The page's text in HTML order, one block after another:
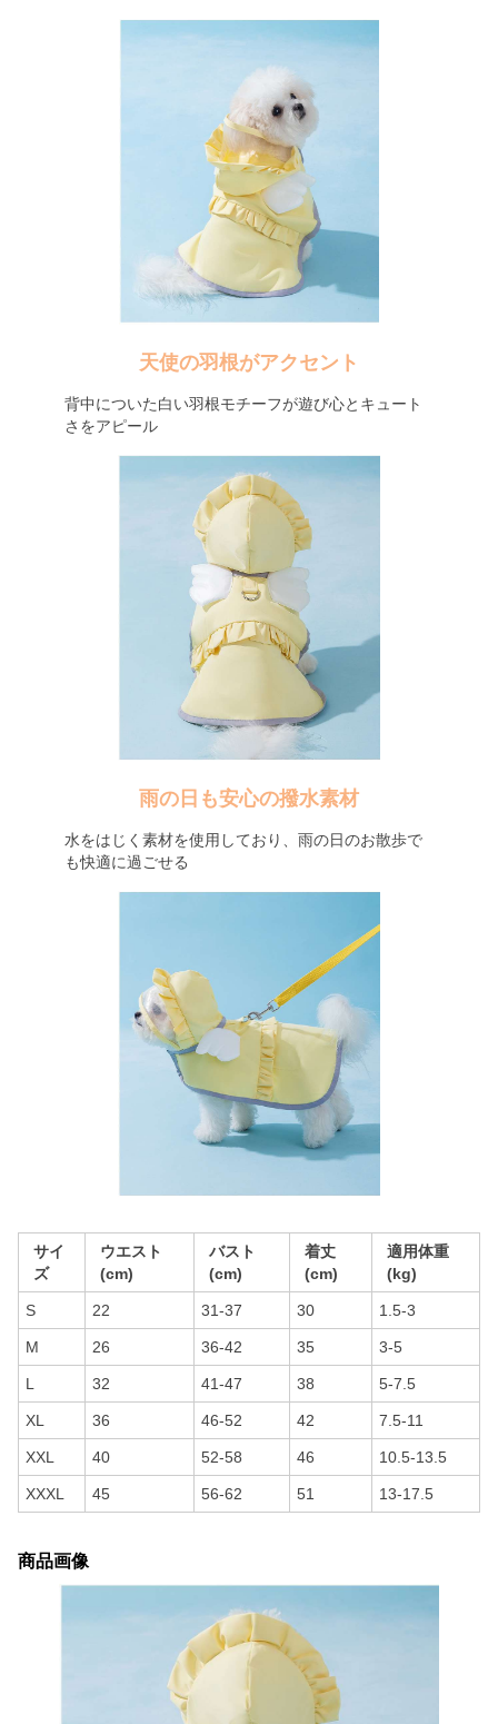
天使の羽根がアクセント
背中についた白い羽根モチーフが遊び心とキュート
さをアピール
雨の日も安心の撥水素材
水をはじく素材を使用しており、雨の日のお散歩で
も快適に過ごせる
サイ
ズ
ウエスト
(cm)
バスト
(cm)
着丈
(cm)
適用体重
(kg)
S 22 31-37 30 1.5-3
M 26 36-42 35 3-5
L 32 41-47 38 5-7.5
XL 36 46-52 42 7.5-11
XXL 40 52-58 46 10.5-13.5
XXXL 45 56-62 51 13-17.5
商品画像